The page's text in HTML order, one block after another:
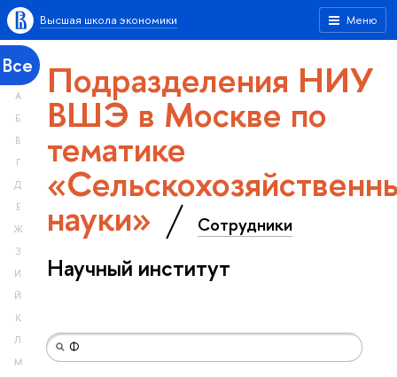
Меню
Высшая школа экономики
Все
А
Б
В
Г
Д
Е
Ж
З
И
Й
К
Л
М
Подразделения НИУ
ВШЭ в Москве по
тематике
науки» Сотрудники
Научный институт